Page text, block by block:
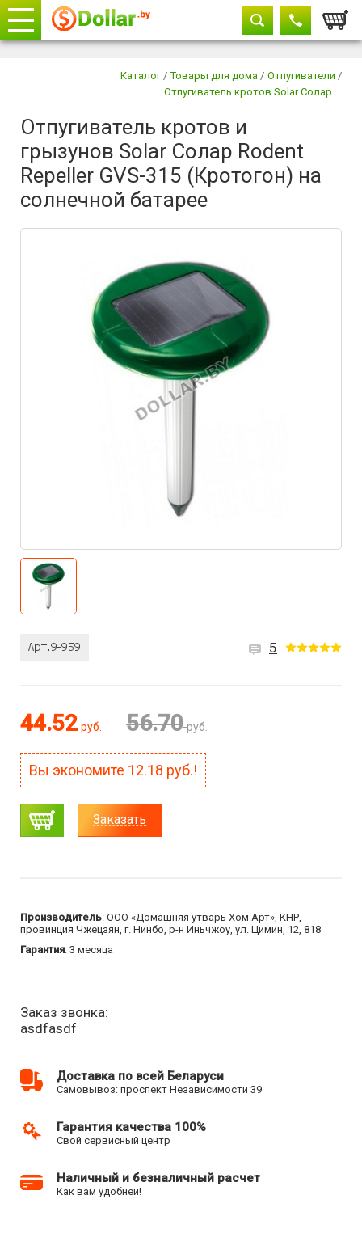
+375 29882-11-33
+375 17315-37-77
Каталог / Товары для дома / Отпугиватели /
Отпугиватель кротов Solar Солар ...
Отпугиватель кротов и
грызунов Solar Солар Rodent
Repeller GVS-315 (Кротогон) на
солнечной батарее
5
44.52 руб. 56.70 руб.
Вы экономите 12.18 руб.!
Заказать
Производитель: ООО «Домашняя утварь Хом Арт», КНР,
провинция Чжецзян, г. Нинбо, р-н Иньчжоу, ул. Цимин, 12, 818
Гарантия: 3 месяца
Заказ звонка:
asdfasdf
Доставка по всей Беларуси
Самовывоз: проспект Независимости 39
Гарантия качества 100%
Свой сервисный центр
Наличный и безналичный расчет
Как вам удобней!